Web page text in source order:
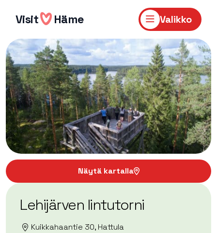
sisältöön
Visit Häme Valikko
Näytä kartalla
Lehijärven lintutorni
Kuikkahaantie 30, Hattula